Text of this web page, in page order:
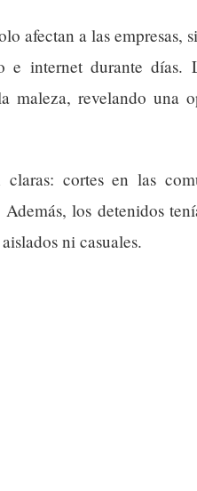
afectan a las empresas,
e internet durante días.
maleza, revelando una
claras: cortes en las
los detenidos
ni casuales.